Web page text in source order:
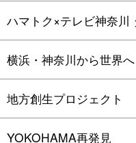
ハマトク×テレビ神奈川
横浜・神奈川から世界へ
地方創生プロジェクト
YOKOHAMA再発見